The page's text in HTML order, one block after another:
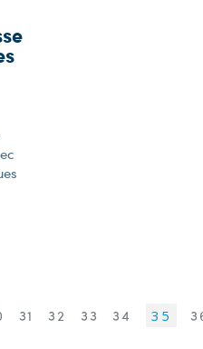
31 32 33 34 35